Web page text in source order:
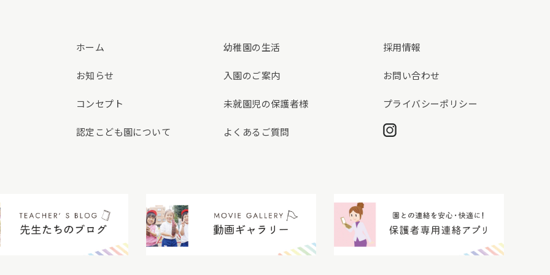
ホーム
お知らせ
コンセプト
認定こども園について
幼稚園の生活
入園のご案内
未就園児の保護者様
よくあるご質問
採用情報
お問い合わせ
プライバシーポリシー